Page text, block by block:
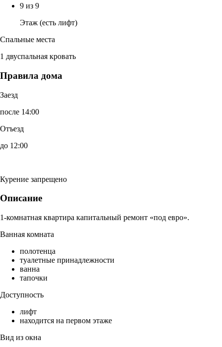
9 из 9
Этаж (есть лифт)
Спальные места
1 двуспальная кровать
Правила дома
Заезд
после 14:00
Отъезд
до 12:00
Курение запрещено
Описание
1-комнатная квартира капитальный ремонт «под евро».
Ванная комната
полотенца
туалетные принадлежности
ванна
тапочки
Доступность
лифт
находится на первом этаже
Вид из окна